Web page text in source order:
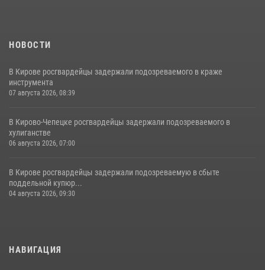
НОВОСТИ
В Кирове росгвардейцы задержали подозреваемого в краже
инструмента
07 августа 2026, 08:39
В Кирово-Чепецке росгвардейцы задержали подозреваемого в
хулиганстве
06 августа 2026, 07:00
В Кирове росгвардейцы задержали подозреваемую в сбыте
поддельной купюр...
04 августа 2026, 09:30
НАВИГАЦИЯ